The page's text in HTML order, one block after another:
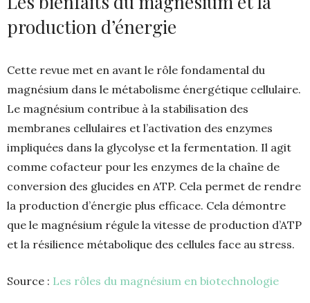
production d’énergie
Cette revue met en avant le rôle fondamental du
magnésium dans le métabolisme énergétique cellulaire.
Le magnésium contribue à la stabilisation des
membranes cellulaires et l’activation des enzymes
impliquées dans la glycolyse et la fermentation. Il agit
comme cofacteur pour les enzymes de la chaîne de
conversion des glucides en ATP. Cela permet de rendre
la production d’énergie plus efficace. Cela démontre
que le magnésium régule la vitesse de production d’ATP
et la résilience métabolique des cellules face au stress.
Source : Les rôles du magnésium en biotechnologie